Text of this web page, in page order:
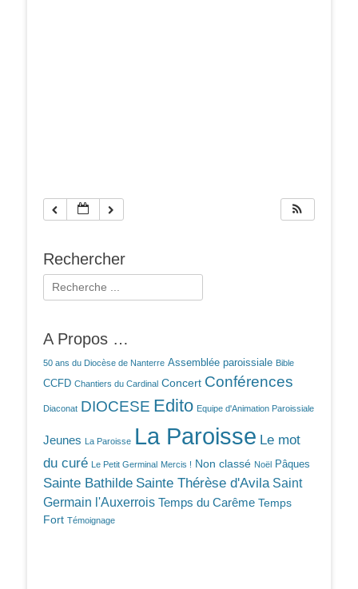
Rechercher
Rechercher :
A Propos …
50 ans du Diocèse de Nanterre Assemblée paroissiale Bible
CCFD Chantiers du Cardinal Concert Conférences
Diaconat DIOCESE Edito Equipe d'Animation Paroissiale
Jeunes La Paroisse La Paroisse Le mot
du curé Le Petit Germinal Mercis ! Non classé Noël Pâques
Sainte Bathilde Sainte Thérèse d'Avila Saint
Germain l'Auxerrois Temps du Carême Temps
Fort Témoignage